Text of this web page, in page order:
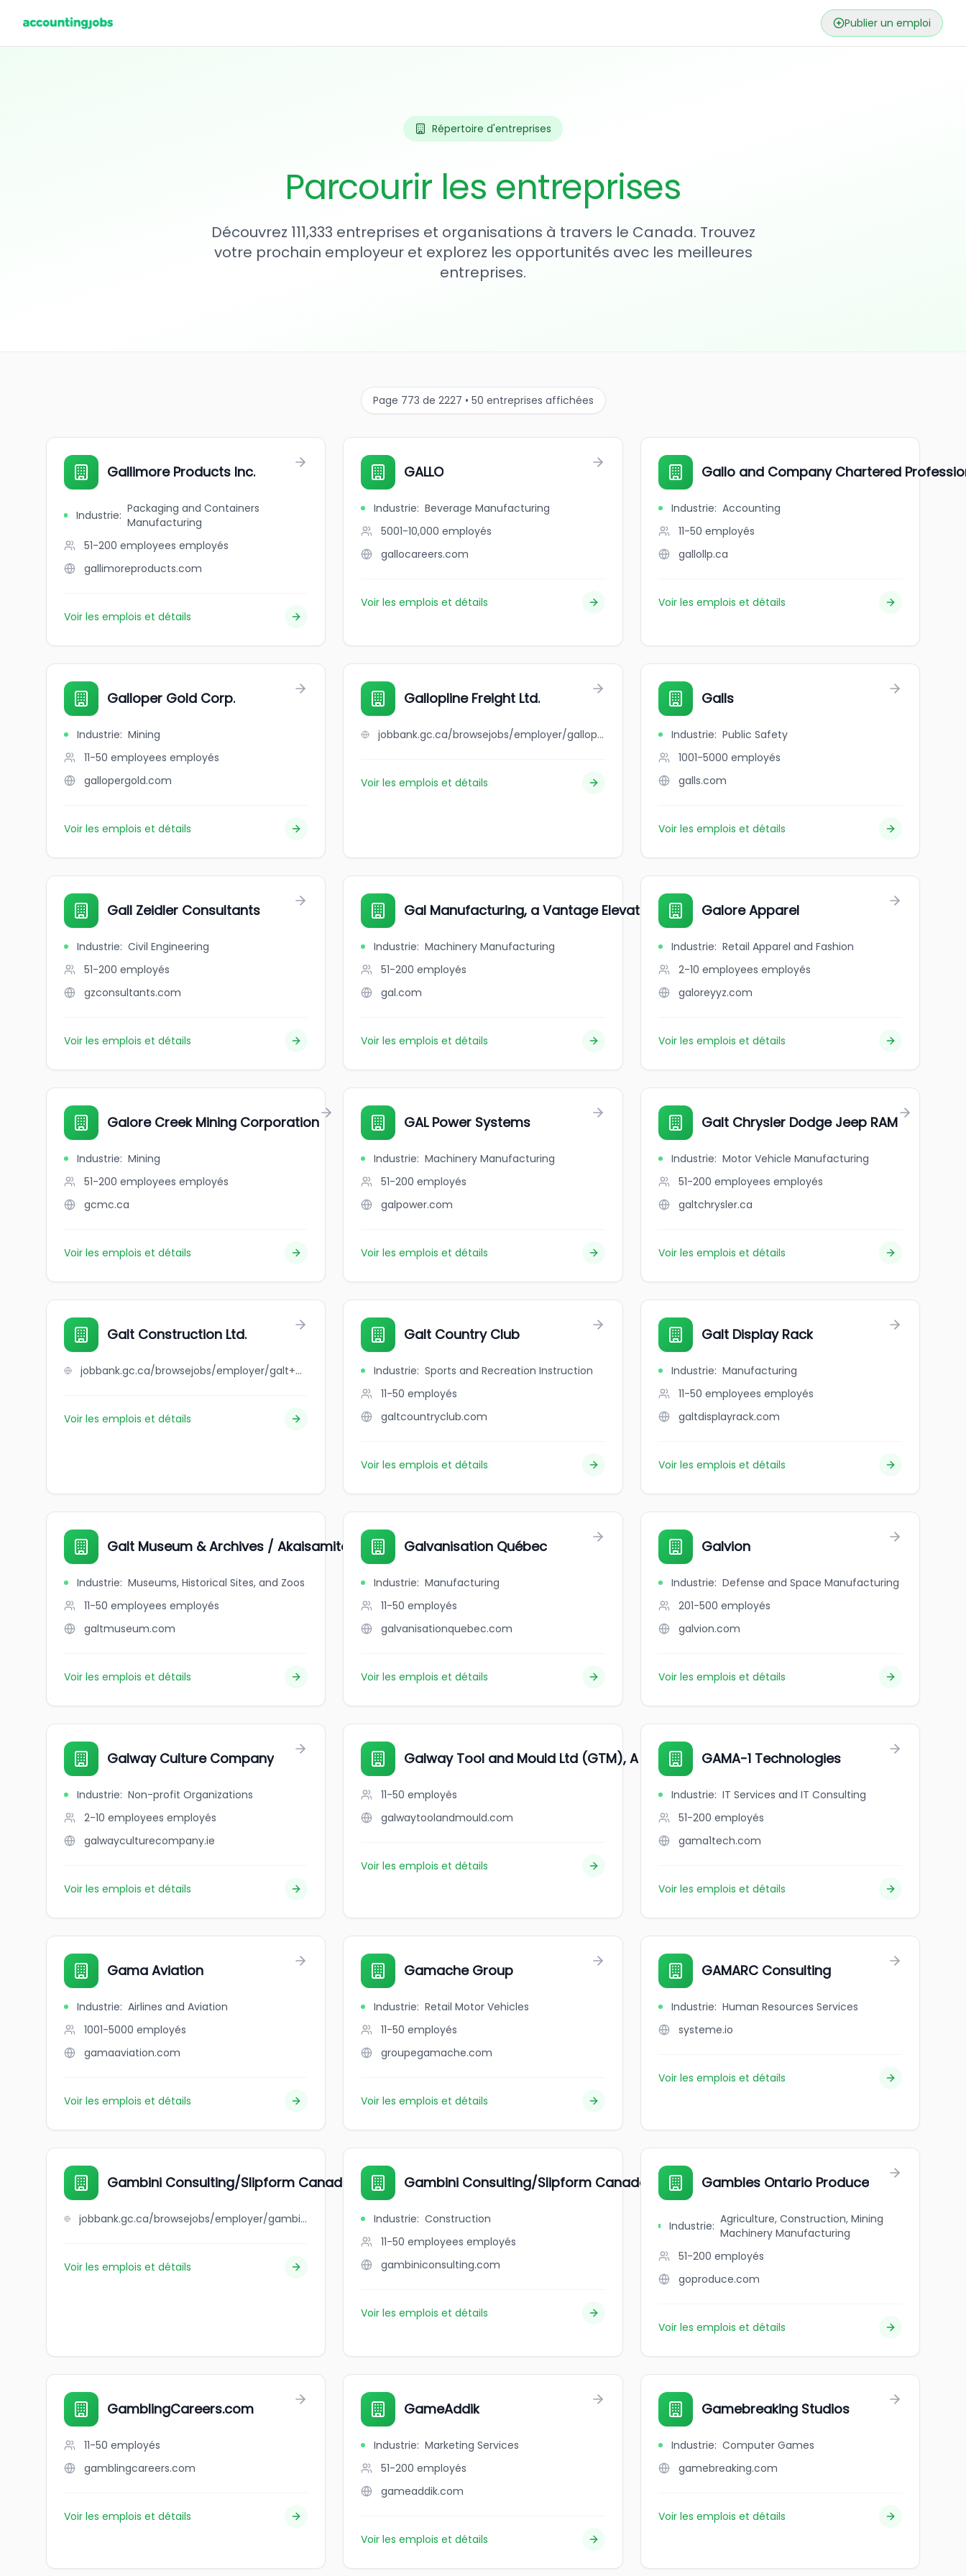
Publier un emploi
Répertoire d'entreprises
Parcourir les entreprises
Découvrez 111,333 entreprises et organisations à travers le Canada. Trouvez
votre prochain employeur et explorez les opportunités avec les meilleures
entreprises.
Page 773 de 2227 • 50 entreprises affichées
Gallimore Products Inc.
Industrie: Packaging and Containers
Manufacturing
51-200 employees employés
gallimoreproducts.com
Voir les emplois et détails
GALLO
Industrie: Beverage Manufacturing
5001-10,000 employés
gallocareers.com
Voir les emplois et détails
Gallo and Company Chartered
Industrie: Accounting
11-50 employés
gallollp.ca
Voir les emplois et détails
Galloper Gold Corp.
Industrie: Mining
11-50 employees employés
gallopergold.com
Voir les emplois et détails
Gallopline Freight Ltd.
jobbank.gc.ca/browsejobs/employer/gallopline+freight+ltd./ca
Voir les emplois et détails
Galls
Industrie: Public Safety
1001-5000 employés
galls.com
Voir les emplois et détails
Gall Zeidler Consultants
Industrie: Civil Engineering
51-200 employés
gzconsultants.com
Voir les emplois et détails
Gal Manufacturing, a Vantage Elevation Company
Industrie: Machinery Manufacturing
51-200 employés
gal.com
Voir les emplois et détails
Galore Apparel
Industrie: Retail Apparel and Fashion
2-10 employees employés
galoreyyz.com
Voir les emplois et détails
Galore Creek Mining Corporation
Industrie: Mining
51-200 employees employés
gcmc.ca
Voir les emplois et détails
GAL Power Systems
Industrie: Machinery Manufacturing
51-200 employés
galpower.com
Voir les emplois et détails
Galt Chrysler Dodge Jeep RAM
Industrie: Motor Vehicle Manufacturing
51-200 employees employés
galtchrysler.ca
Voir les emplois et détails
Galt Construction Ltd.
jobbank.gc.ca/browsejobs/employer/galt+construction+ltd./ca
Voir les emplois et détails
Galt Country Club
Industrie: Sports and Recreation Instruction
11-50 employés
galtcountryclub.com
Voir les emplois et détails
Galt Display Rack
Industrie: Manufacturing
11-50 employees employés
galtdisplayrack.com
Voir les emplois et détails
Galt Museum & Archives / Akaisamitohkanao'pa
Industrie: Museums, Historical Sites, and Zoos
11-50 employees employés
galtmuseum.com
Voir les emplois et détails
Galvanisation Québec
Industrie: Manufacturing
11-50 employés
galvanisationquebec.com
Voir les emplois et détails
Galvion
Industrie: Defense and Space Manufacturing
201-500 employés
galvion.com
Voir les emplois et détails
Galway Culture Company
Industrie: Non-profit Organizations
2-10 employees employés
galwayculturecompany.ie
Voir les emplois et détails
Galway Tool and Mould Ltd (GTM), A SyBridge Technologies Company
11-50 employés
galwaytoolandmould.com
Voir les emplois et détails
GAMA-1 Technologies
Industrie: IT Services and IT Consulting
51-200 employés
gama1tech.com
Voir les emplois et détails
Gama Aviation
Industrie: Airlines and Aviation
1001-5000 employés
gamaaviation.com
Voir les emplois et détails
Gamache Group
Industrie: Retail Motor Vehicles
11-50 employés
groupegamache.com
Voir les emplois et détails
GAMARC Consulting
Industrie: Human Resources Services
systeme.io
Voir les emplois et détails
Gambini Consulting/Slipform Canada
jobbank.gc.ca/browsejobs/employer/gambini+consulting%2Fslipform+canada/ca
Voir les emplois et détails
Gambini Consulting/Slipform Canada
Industrie: Construction
11-50 employees employés
gambiniconsulting.com
Voir les emplois et détails
Gambles Ontario Produce
Industrie: Agriculture, Construction, Mining
Machinery Manufacturing
51-200 employés
goproduce.com
Voir les emplois et détails
GamblingCareers.com
11-50 employés
gamblingcareers.com
Voir les emplois et détails
GameAddik
Industrie: Marketing Services
51-200 employés
gameaddik.com
Voir les emplois et détails
Gamebreaking Studios
Industrie: Computer Games
gamebreaking.com
Voir les emplois et détails